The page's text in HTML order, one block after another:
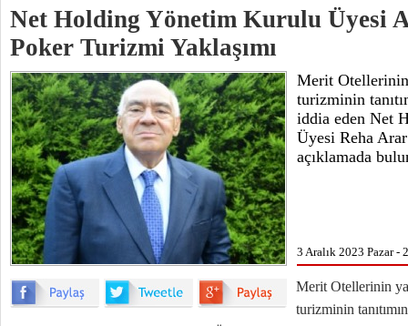
Net Holding Yönetim Kurulu Üyesi
Poker Turizmi Yaklaşımı
Merit Otellerinin
turizminin
iddia eden Net
Üyesi Reha
açıklamada
3 Aralık 2023 Pazar -
Merit Otellerinin
turizminin